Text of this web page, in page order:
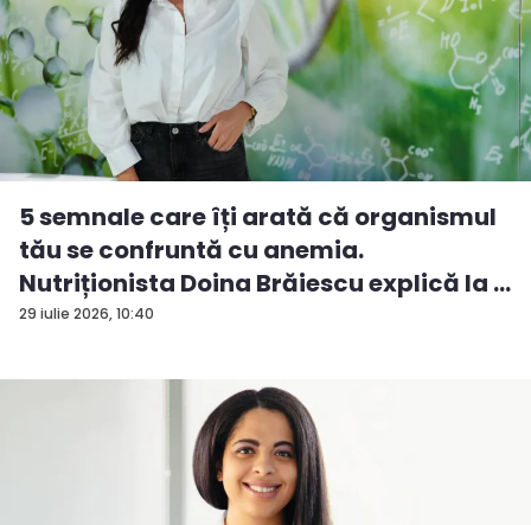
29 iulie 2026, 10:40
5 semnale care îți arată că organismul
tău se confruntă cu anemia.
Nutriționista Doina Brăiescu explică la ...